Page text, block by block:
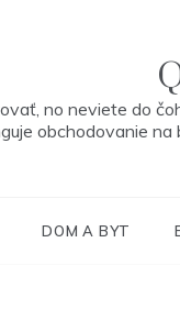
no neviete do
obchodovanie
DOM A BYT